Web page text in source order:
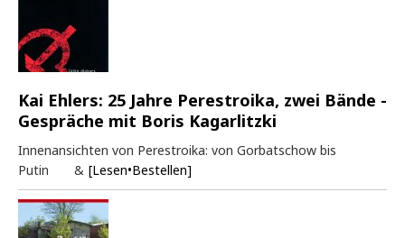
Kai Ehlers: 25 Jahre Perestroika, zwei Bände -
Gespräche mit Boris Kagarlitzki
Innenansichten von Perestroika: von Gorbatschow bis
Putin & [Lesen•Bestellen]